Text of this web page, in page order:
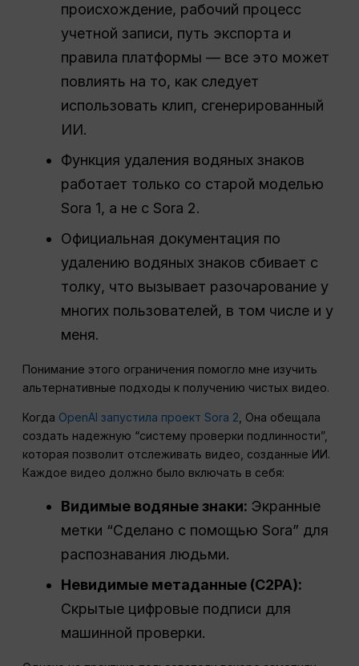
происхождение, рабочий процесс
учетной записи, путь экспорта и
правила платформы — все это может
повлиять на то, как следует
использовать клип, сгенерированный
ИИ.
Функция удаления водяных знаков
работает только со старой моделью
Sora 1, а не с Sora 2.
Официальная документация по
удалению водяных знаков сбивает с
толку, что вызывает разочарование у
многих пользователей, в том числе и у
меня.
Понимание этого ограничения помогло мне изучить
альтернативные подходы к получению чистых видео.
Когда OpenAI запустила проект Sora 2 , Она обещала
создать надежную “систему проверки подлинности”,
которая позволит отслеживать видео, созданные ИИ.
Каждое видео должно было включать в себя:
Видимые водяные знаки: Экранные
метки “Сделано с помощью Sora” для
распознавания людьми.
Невидимые метаданные (C2PA):
Скрытые цифровые подписи для
машинной проверки.